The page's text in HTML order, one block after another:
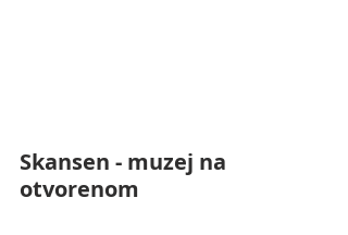
Skansen - muzej na
otvorenom